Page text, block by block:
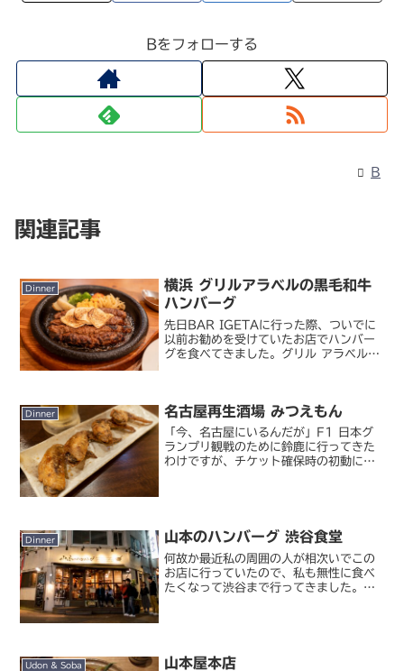
Bをフォローする
B
関連記事
Dinner
横浜 グリルアラベルの黒毛和牛
ハンバーグ
先日BAR IGETAに行った際、ついでに
以前お勧めを受けていたお店でハンバー
グを食べてきました。グリル アラベル
かったけど...
Dinner 名古屋再生酒場 みつえもん
「今、名古屋にいるんだが」F1 日本グ
ランプリ観戦のために鈴鹿に行ってきた
わけですが、チケット確保時の初動に遅
Dinner 山本のハンバーグ 渋谷食堂
何故か最近私の周囲の人が相次いでこの
お店に行っていたので、私も無性に食べ
たくなって渋谷まで行ってきました。山
Udon & Soba 山本屋本店